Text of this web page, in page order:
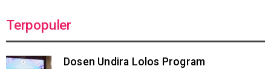
Terpopuler
Dosen Undira Lolos Program